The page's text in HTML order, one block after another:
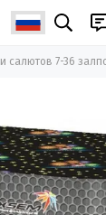
салютов 7-36